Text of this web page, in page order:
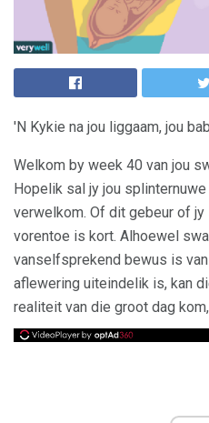
'N Kykie na jou liggaam, jou
Welkom by week 40 van jou
Hopelik sal jy jou
verwelkom. Of dit gebeur of jy
vorentoe is kort. Alhoewel
vanselfsprekend bewus is
aflewering uiteindelik is, kan
realiteit van die groot dag